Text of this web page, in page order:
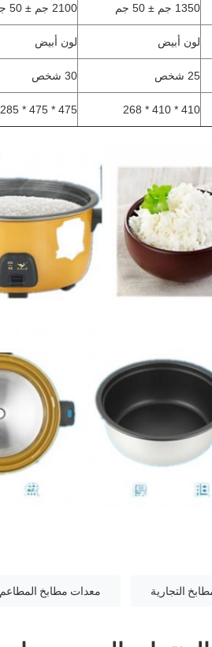
1350 جم ± 50 جم 2100 جم ± 50 جم
لون أبيض لون أبيض
25 شخص 30 شخص
410 * 410 * 268
475 * 475 * 285
التجارية معدات مطابخ المطاعم